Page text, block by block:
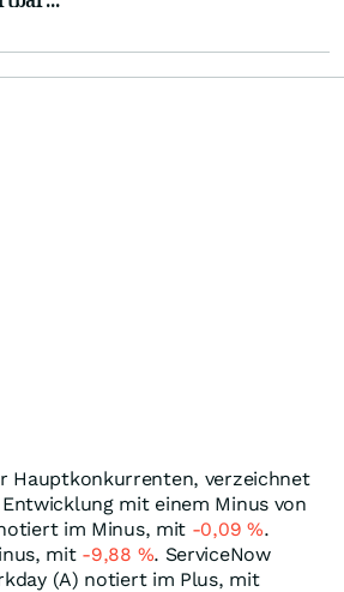
Hauptkonkurrenten, verzeichnet
mit einem Minus von
im Minus, mit -0,09 %.
mit -9,88 %. ServiceNow
(A) notiert im Plus, mit